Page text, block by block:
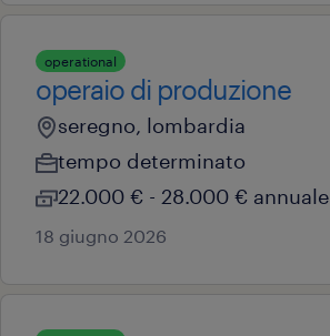
operational
operaio di produzione
seregno, lombardia
tempo determinato
22.000 € - 28.000 € annuale
18 giugno 2026